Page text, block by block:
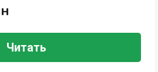
Читать